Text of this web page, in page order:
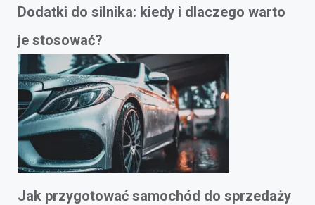
Dodatki do silnika: kiedy i dlaczego warto
je stosować?
Jak przygotować samochód do sprzedaży